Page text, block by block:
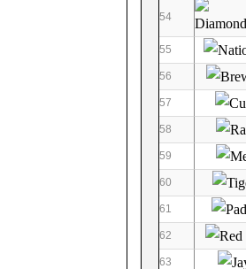
54
55
56
57
58
59
60
61
62
63